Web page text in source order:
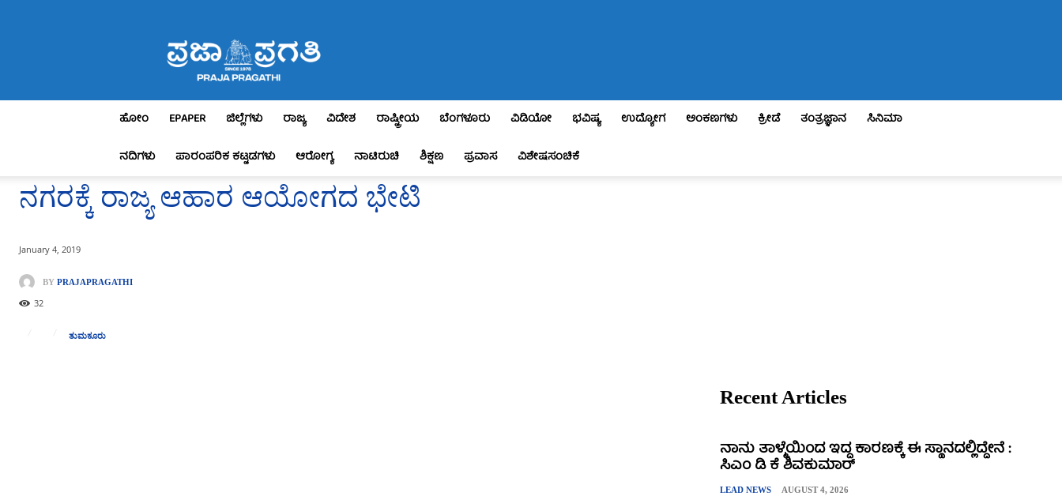
Pragathi
ಹೋಂ EPAPER ಜಿಲ್ಲೆಗಳು ರಾಜ್ಯ ವಿದೇಶ ರಾಷ್ಟ್ರೀಯ ಬೆಂಗಳೂರು ವಿಡಿಯೋ ಭವಿಷ್ಯ ಉದ್ಯೋಗ ಅಂಕಣಗಳು ಕ್ರೀಡೆ ತಂತ್ರಜ್ಞಾನ
ಸಿನಿಮಾ
ನದಿಗಳು
ಪಾರಂಪರಿಕ ಕಟ್ಟಡಗಳು ಆರೋಗ್ಯ ನಾಟಿರುಚಿ ಶಿಕ್ಷಣ ಪ್ರವಾಸ ವಿಶೇಷಸಂಚಿಕೆ
ನಗರಕ್ಕೆ ರಾಜ್ಯ ಆಹಾರ ಆಯೋಗದ ಭೇಟಿ
January 4, 2019
BY PRAJAPRAGATHI
32
ತುಮಕೂರು
Recent Articles
ನಾನು ತಾಳ್ಮೆಯಿಂದ ಇದ್ದ ಕಾರಣಕ್ಕೆ ಈ ಸ್ಥಾನದಲ್ಲಿದ್ದೇನೆ :
ಸಿಎಂ ಡಿ ಕೆ ಶಿವಕುಮಾರ್
LEAD NEWS AUGUST 4, 2026